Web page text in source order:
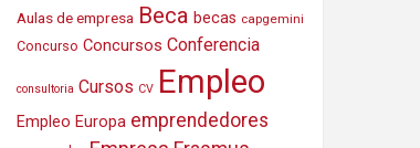
Aulas de empresa Beca becas capgemini
Concurso Concursos Conferencia
consultoria Cursos CV Empleo
Empleo Europa emprendedores